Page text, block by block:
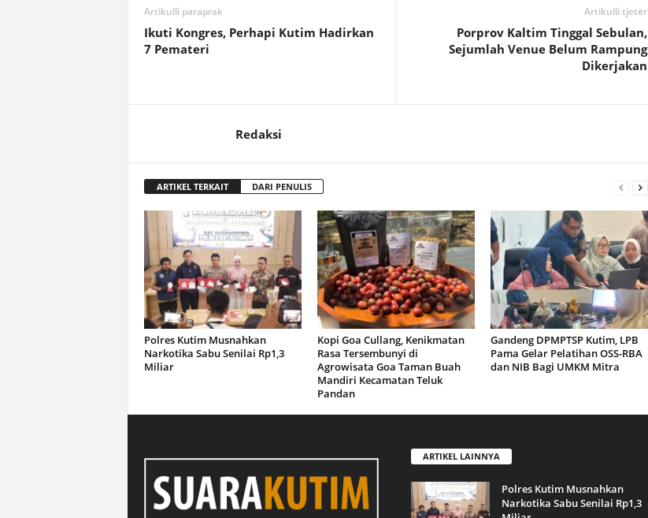
Artikulli paraprak
Ikuti Kongres, Perhapi Kutim Hadirkan
7 Pemateri
Artikulli tjetër
Porprov Kaltim Tinggal Sebulan,
Sejumlah Venue Belum Rampung
Dikerjakan
Redaksi
ARTIKEL TERKAIT DARI PENULIS
Polres Kutim Musnahkan
Narkotika Sabu Senilai Rp1,3
Miliar
Kopi Goa Cullang, Kenikmatan
Rasa Tersembunyi di
Agrowisata Goa Taman Buah
Mandiri Kecamatan Teluk
Pandan
Gandeng DPMPTSP Kutim, LPB
Pama Gelar Pelatihan OSS-RBA
dan NIB Bagi UMKM Mitra
ARTIKEL LAINNYA
Polres Kutim Musnahkan
Narkotika Sabu Senilai Rp1,3